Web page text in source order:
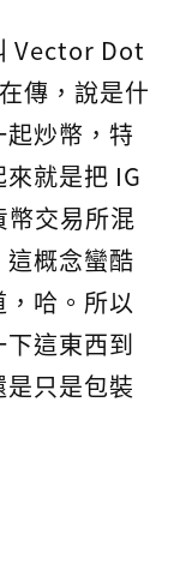
Vector Dot
傳，說是什
炒幣，特
就是把 IG
幣交易所混
概念蠻酷
哈。所以
這東西到
只是包裝